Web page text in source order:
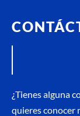
¿Tienes alguna
quieres conocer